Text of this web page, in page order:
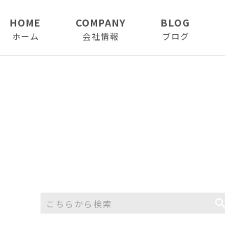
HOME
ホーム
COMPANY
会社情報
BLOG
ブログ